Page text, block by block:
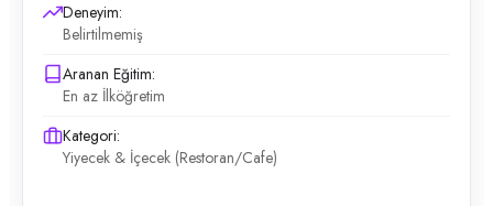
Deneyim:
Belirtilmemiş
Aranan Eğitim:
En az İlköğretim
Kategori:
Yiyecek & İçecek (Restoran/Cafe)